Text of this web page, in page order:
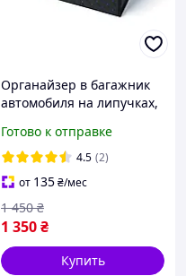
Органайзер в багажник
автомобиля на липучках,
багажник машины 50 см,
черный с синей нитью
Готово к отправке
4.5 (2)
от 135₴/мес
1 350₴
1 450 ₴
Купить